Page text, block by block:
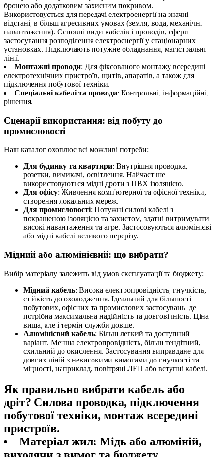
бронею або додатковим захисним покривом.
Використовується для передачі електроенергії на значні
відстані, в більш агресивних умовах (земля, вода, механічні
навантаження). Основні види кабелів і проводів, сфери
застосування розподілення електроенергії у стаціонарних
установках. Підключають потужне обладнання, магістральні
лінії.
Монтажні проводи: Для фіксованого монтажу всередині
електротехнічних пристроїв, щитів, апаратів, а також для
підключення побутової техніки.
Спеціальні кабелі та проводи: Контрольні, інформаційні,
рішення.
Сценарії використання: від побуту до
промисловості
Наш каталог охоплює всі можливі потреби:
Для будинку та квартири: Внутрішня проводка,
розетки, вимикачі, освітлення. Найчастіше
використовуються мідні дроти з ПВХ ізоляцією.
Для офісу: Живлення комп'ютерної та офісної техніки,
створення локальних мереж.
Для промисловості: Потужні силові кабелі з
покращеною ізоляцією та захистом, здатні витримувати
високі навантаження та агре. Застосовуються алюмінієві
або мідні кабелі великого перерізу.
Мідний або алюмінієвий: що вибрати?
Вибір матеріалу залежить від умов експлуатації та бюджету:
Мідний кабель: Висока електропровідність, гнучкість,
стійкість до охолодження. Ідеальний для більшості
побутових, офісних та промислових застосувань, де
потрібна максимальна надійність та довговічність. Ціна
вища, але і термін служби довше.
Алюмінієвий кабель: Більш легкий та доступний
варіант. Менша електропровідність, більш тендітний,
схильний до окислення. Застосування виправдане для
довгих ліній з невисокими вимогами до гнучкості та
міцності, наприклад, повітряні ЛЕП або вступні кабелі.
Як правильно вибрати кабель або
дріт? Силова проводка, підключення
побутової техніки, монтаж всередині
пристроїв.
Матеріал жил: Мідь або алюміній,
виходячи з вимог та бюджету.